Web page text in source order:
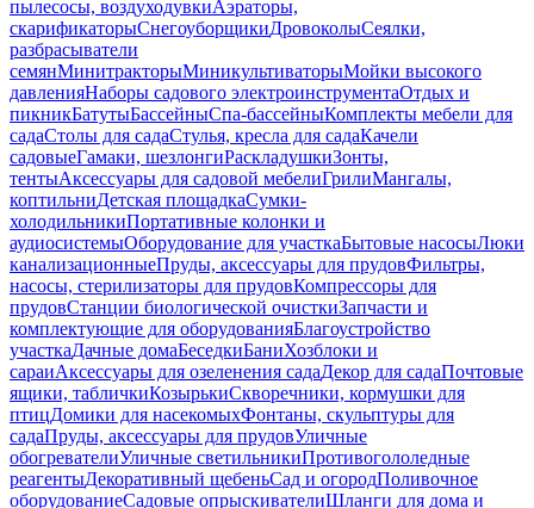
пылесосы, воздуходувкиАэраторы,
скарификаторыСнегоуборщикиДровоколыСеялки,
разбрасыватели
семянМинитракторыМиникультиваторыМойки высокого
давленияНаборы садового электроинструментаОтдых и
пикникБатутыБассейныСпа-бассейныКомплекты мебели для
садаСтолы для садаСтулья, кресла для садаКачели
садовыеГамаки, шезлонгиРаскладушкиЗонты,
тентыАксессуары для садовой мебелиГрилиМангалы,
коптильниДетская площадкаСумки-
холодильникиПортативные колонки и
аудиосистемыОборудование для участкаБытовые насосыЛюки
канализационныеПруды, аксессуары для прудовФильтры,
насосы, стерилизаторы для прудовКомпрессоры для
прудовСтанции биологической очисткиЗапчасти и
комплектующие для оборудованияБлагоустройство
участкаДачные домаБеседкиБаниХозблоки и
сараиАксессуары для озеленения садаДекор для садаПочтовые
ящики, табличкиКозырькиСкворечники, кормушки для
птицДомики для насекомыхФонтаны, скульптуры для
садаПруды, аксессуары для прудовУличные
обогревателиУличные светильникиПротивогололедные
реагентыДекоративный щебеньСад и огородПоливочное
оборудованиеСадовые опрыскивателиШланги для дома и